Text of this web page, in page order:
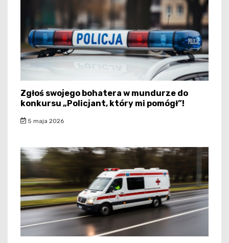
Zgłoś swojego bohatera w mundurze do
konkursu „Policjant, który mi pomógł”!
5 maja 2026